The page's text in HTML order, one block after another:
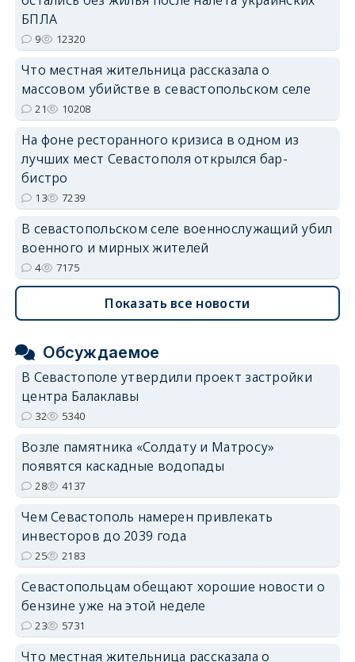
БПЛА
9 12320
Что местная жительница рассказала о
массовом убийстве в севастопольском селе
21 10208
На фоне ресторанного кризиса в одном из
лучших мест Севастополя открылся бар-
бистро
13 7239
В севастопольском селе военнослужащий убил
военного и мирных жителей
4 7175
Показать все новости
Обсуждаемое
В Севастополе утвердили проект застройки
центра Балаклавы
32 5340
Возле памятника «Солдату и Матросу»
появятся каскадные водопады
28 4137
Чем Севастополь намерен привлекать
инвесторов до 2039 года
25 2183
Севастопольцам обещают хорошие новости о
бензине уже на этой неделе
23 5731
Что местная жительница рассказала о